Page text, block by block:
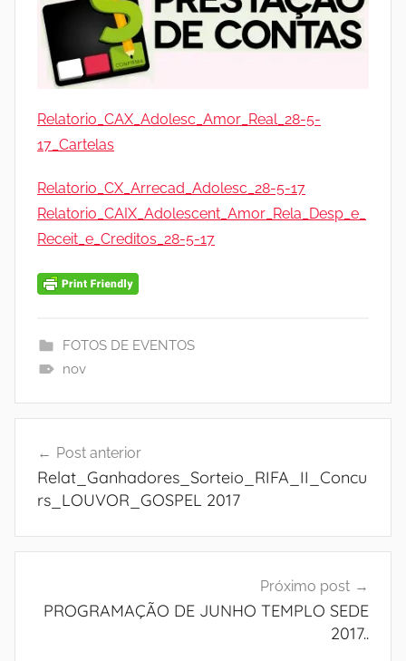
Relatorio_CAX_Adolesc_Amor_Real_28-5-
17_Cartelas
Relatorio_CX_Arrecad_Adolesc_28-5-17
Relatorio_CAIX_Adolescent_Amor_Rela_Desp_e_
Receit_e_Creditos_28-5-17
FOTOS DE EVENTOS
nov
de
Post
Post anterior
Relat_Ganhadores_Sorteio_RIFA_II_Concu
rs_LOUVOR_GOSPEL 2017
Próximo post
PROGRAMAÇÃO DE JUNHO TEMPLO SEDE
2017..